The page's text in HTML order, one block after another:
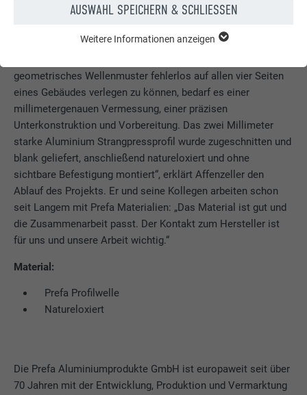
erfahrene Projektleiter Martin Affenzeller. Er ist bereits seit
und kann sich bei solchen Projekten auf die Spezialisten
geometrisches Wellenmuster fehlerlos auf allen vier Seiten
eines Gebäudes verlegen zu können, bedarf es einer
millimetergenauen Vermessung, einer präzisen
Unterkonstruktion und Vorbereitung. Das zwei Millimeter
starke Aluminium Strangpressprofil wurde zugeschnitten und
blank geliefert, anschließend natureloxiert und ohne
sichtbare Befestigung montiert“, erklärt Affenzeller den
Ablauf des Projekts. Er und seine Kollegen arbeiten schon
seit Langem mit Prefa Materialien: „Das Material ist gut und
die Zusammenarbeit passt. Der Kontakt zum Hersteller ist
für uns und unsere Arbeit wichtig.“
Material:
Prefa Profilwelle
Natureloxiert
Die Prefa Aluminiumprodukte GmbH ist europaweit seit über
70 Jahren mit der Entwicklung, Produktion und Vermarktung
AUSWAHL SPEICHERN & SCHLIESSEN
Funktionen der Website benötigt. Dadurch ist gewährleistet,
dass die Website einwandfrei funktioniert.
Anbieter PHP
Laufzeit Sessione
Questo cookie memorizza la vostra
sessione attuale con riferimento alle
applicazioni PHP e garantisce così che
completo.
Sgalinski
Cookie-Informationen anzeigen
STATISTIKEN (INKL. US-DIENSTE)
Die "Statistiken (inkl. US-Dienste)"-Cookies helfen uns zu
verstehen, wie die Website genutzt wird. Informationen werden
gesammelt, um die Nutzererfahrung der Website zu
verbessern.
Name _ga
Anbieter
Laufzeit 2 Jahre
Cookie-Informationen anzeigen
MARKETING & EXTERNE MEDIEN (INKL. US-DIENSTE)
werden von Werbetreibenden (Drittanbietern) verwendet, um
personalisierte Werbung anzuzeigen. Sie tun dies, indem sie
manuellen Einwilligung mehr.
Weitere Informationen anzeigen